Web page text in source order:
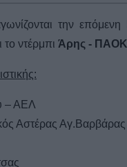
την επόμενη
ντέρμπι Άρης -
– ΑΕΛ
Αστέρας Αγ.Βαρβάρας